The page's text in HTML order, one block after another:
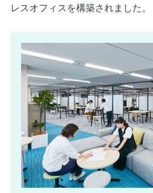
レスオフィスを構築されました。